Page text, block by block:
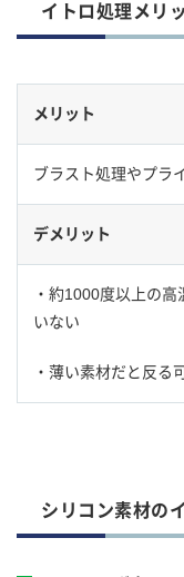
イトロ処理メリ
メリット
ブラスト処理やプラ
デメリット
・約1000度以上の
いない
・薄い素材だと反る
シリコン素材の